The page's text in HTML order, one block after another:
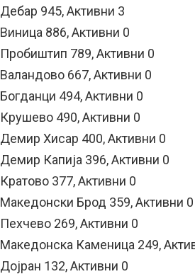
Дебар 945, Активни 3
Виница 886, Активни 0
Пробиштип 789, Активни 0
Валандово 667, Активни 0
Богданци 494, Активни 0
Крушево 490, Активни 0
Демир Хисар 400, Активни 0
Демир Капија 396, Активни 0
Кратово 377, Активни 0
Македонски Брод 359, Активни 0
Пехчево 269, Активни 0
Македонска Каменица 249,
Дојран 132, Активни 0